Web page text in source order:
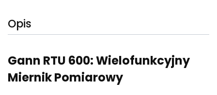
Opis
Gann RTU 600: Wielofunkcyjny
Miernik Pomiarowy